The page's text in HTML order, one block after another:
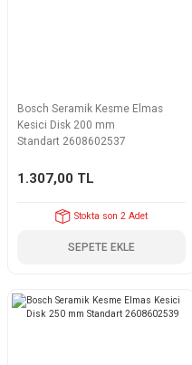
Bosch Seramik Kesme Elmas
Kesici Disk 200 mm
Standart 2608602537
1.307,00 TL
Stokta son 2 Adet
SEPETE EKLE